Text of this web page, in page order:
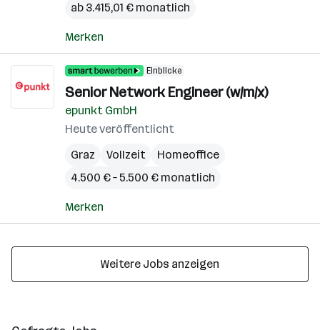
ab 3.415,01 € monatlich
Merken
Einblicke
Senior Network Engineer (w/m/x)
epunkt GmbH
Heute veröffentlicht
Graz
Vollzeit
Homeoffice
4.500 € – 5.500 € monatlich
Merken
Weitere Jobs anzeigen